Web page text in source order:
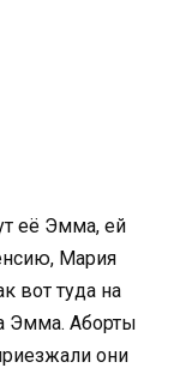
её Эмма, ей
Мария
вот туда на
Эмма. Аборты
они